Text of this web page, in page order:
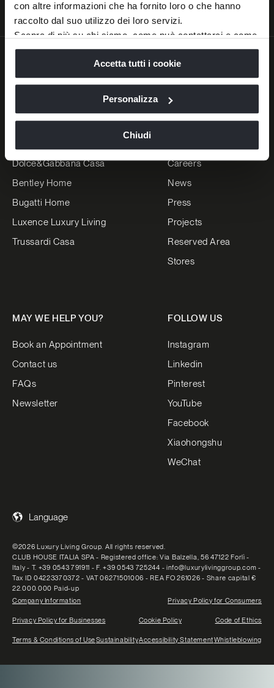
con altre informazioni che ha fornito loro o che hanno
raccolto dal suo utilizzo dei loro servizi.
Scopra di più su chi siamo, come può contattarci e come
trattiamo i dati personali nella nostraInformativa sulla
Cookie Policy.
La chiusura di questo banner comporta il permanere delle
impostazioni di default e dunque la continuazione della
tracciamento diversi da quelli tecnici.
Accetta tutti i cookie
Personalizza
Chiudi
BRANDS
Dolce&Gabbana Casa
Bentley Home
Bugatti Home
Luxence Luxury Living
Trussardi Casa
THE COMPANY
Careers
News
Press
Projects
Reserved Area
Stores
MAY WE HELP YOU?
Book an Appointment
Contact us
FAQs
Newsletter
FOLLOW US
Instagram
Linkedin
Pinterest
YouTube
Facebook
Xiaohongshu
WeChat
Language
©2026 Luxury Living Group. All rights reserved.
CLUB HOUSE ITALIA SPA - Registered office: Via Balzella, 56 47122 Forlì -
Italy - T. +39 0543 791911 - F. +39 0543 725244 - info@luxurylivinggroup.com -
Tax ID 04223370372 - VAT 06271501006 - REA FO 261026 - Share capital €
22.000.000 Paid-up
Company Information
Privacy Policy for Consumers
Privacy Policy for Businesses Cookie Policy Code of Ethics
Terms & Conditions of UseSustainabilityAccessibility StatementWhistleblowing